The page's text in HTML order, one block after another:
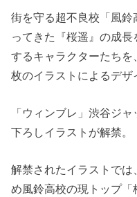
街を守る超不良校「風
ってきた『桜遥』の成
するキャラクターたち
枚のイラストによるデザ
「ウィンブレ」渋谷ジ
下ろしイラストが解禁。
解禁されたイラストで
め風鈴高校の現トップ